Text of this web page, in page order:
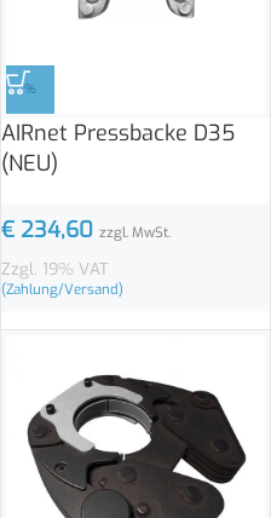
%
AIRnet Pressbacke D35
(NEU)
€234,60 zzgl. MwSt.
Zzgl. 19% VAT
(Zahlung/Versand)